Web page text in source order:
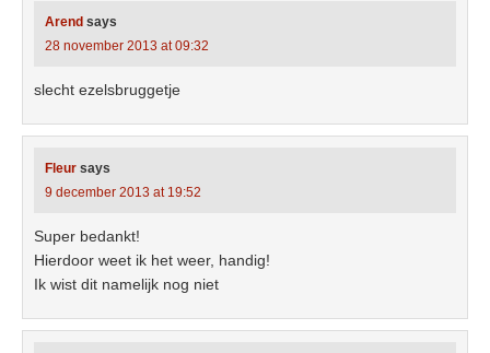
Arend says
28 november 2013 at 09:32
slecht ezelsbruggetje
Fleur says
9 december 2013 at 19:52
Super bedankt!
Hierdoor weet ik het weer, handig!
Ik wist dit namelijk nog niet